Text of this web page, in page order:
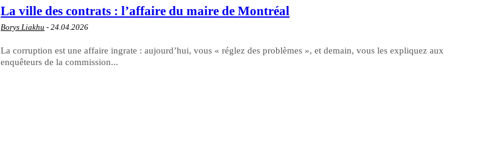
La ville des contrats : l’affaire du maire de Montréal
Borys Liakhu - 24.04.2026
La corruption est une affaire ingrate : aujourd’hui, vous « réglez des problèmes », et demain, vous les expliquez aux
enquêteurs de la commission...